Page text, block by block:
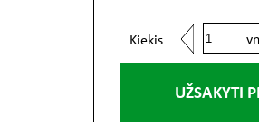
Kiekis
UŽSAKYTI